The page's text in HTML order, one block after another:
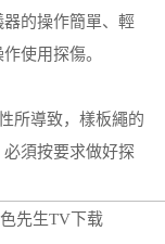
的操作簡單、輕
使用探傷。
所導致，樣板繩的
須按要求做好探